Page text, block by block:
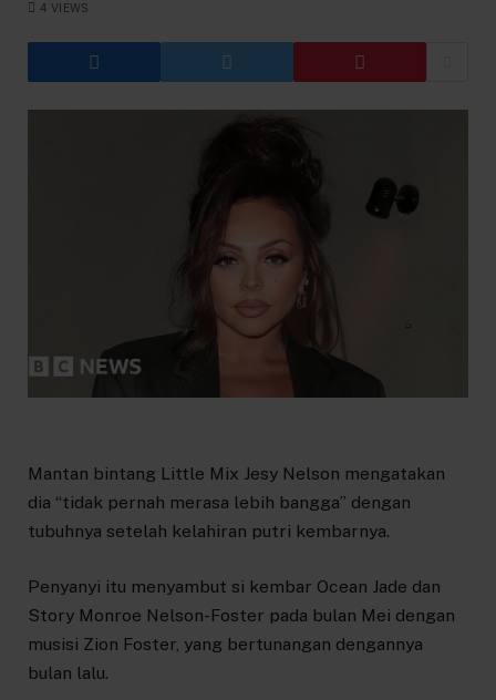
4VIEWS
Mantan bintang Little Mix Jesy Nelson mengatakan
dia “tidak pernah merasa lebih bangga” dengan
tubuhnya setelah kelahiran putri kembarnya.
Penyanyi itu menyambut si kembar Ocean Jade dan
Story Monroe Nelson-Foster pada bulan Mei dengan
musisi Zion Foster, yang bertunangan dengannya
bulan lalu.